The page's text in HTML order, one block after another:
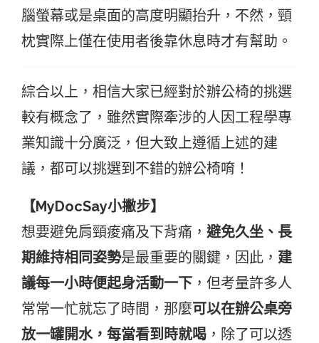
腦螢幕或是桌面的高度明顯抬升，不然，頸
枕實際上僅在使用者後靠休息時才有幫助。
綜合以上，相信大家已經對於辦公椅的挑選
較有概念了，雖然實際牽涉的人因工程學專
業知識十分廣泛，但大致上遵循上述的建
議，都可以挑選到不錯的辦公椅唷！
【MyDocSay小撇步】
想要避免肩頸痠痛及下背痛， 避免久坐、長
期維持相同姿勢是最重要的關鍵，因此， 建
議每一小時便起身活動一下 ，但考量許多人
常常一忙就忘了時間，那麼可以在辦公桌旁
放一罐開水，每當看到時就喝 ，除了可以透